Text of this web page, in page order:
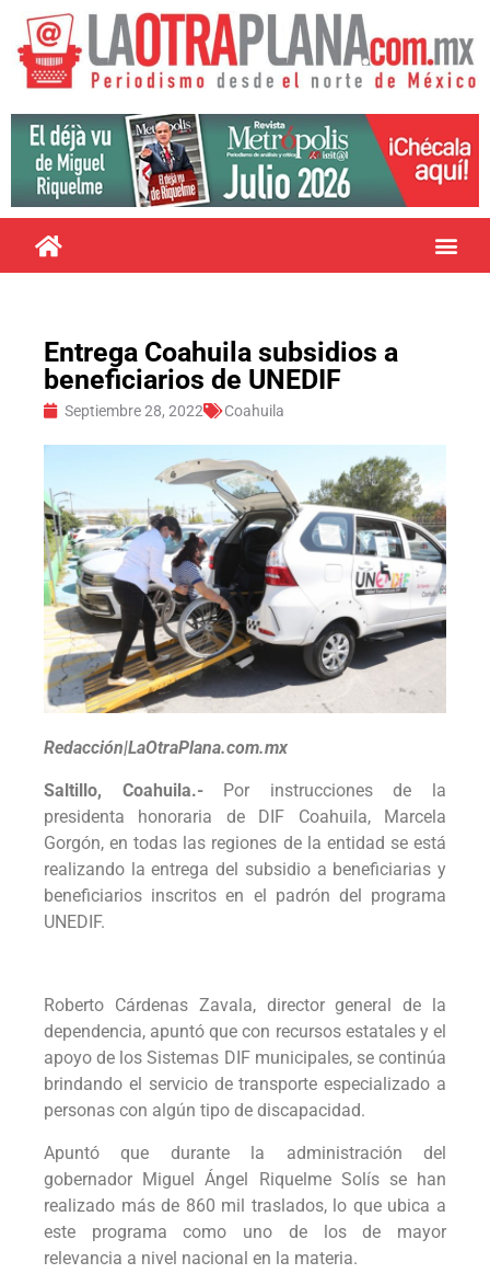
Entrega Coahuila subsidios a
beneficiarios de UNEDIF
Septiembre 28, 2022 Coahuila
Redacción|LaOtraPlana.com.mx
Saltillo, Coahuila.-Por instrucciones de la
presidenta honoraria de DIF Coahuila, Marcela
Gorgón, en todas las regiones de la entidad se está
realizando la entrega del subsidio a beneficiarias y
beneficiarios inscritos en el padrón del programa
UNEDIF.
Roberto Cárdenas Zavala, director general de la
dependencia, apuntó que con recursos estatales y el
apoyo de los Sistemas DIF municipales, se continúa
brindando el servicio de transporte especializado a
personas con algún tipo de discapacidad.
Apuntó que durante la administración del
gobernador Miguel Ángel Riquelme Solís se han
realizado más de 860 mil traslados, lo que ubica a
este programa como uno de los de mayor
relevancia a nivel nacional en la materia.